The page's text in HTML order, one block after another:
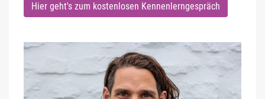
Hier geht's zum kostenlosen Kennenlerngespräch